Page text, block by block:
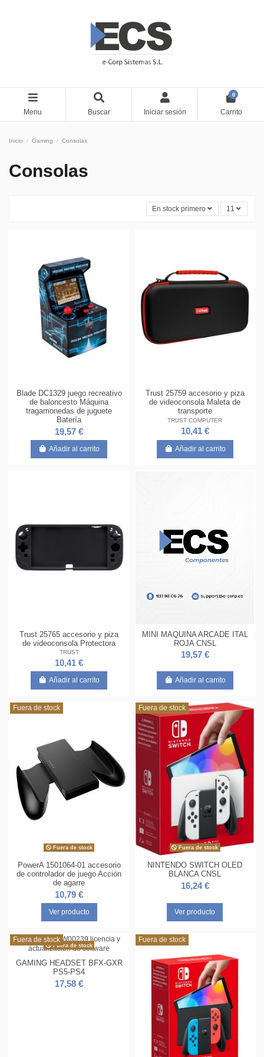
Menu Buscar Iniciar sesión
0
Carrito
Inicio Gaming Consolas
Consolas
En stock primero 11
Blade DC1329 juego recreativo
de baloncesto Máquina
tragamonedas de juguete
Batería
19,57 €
Añadir al carrito
Trust 25759 accesorio y piza
de videoconsola Maleta de
transporte
TRUST COMPUTER
10,41 €
Añadir al carrito
Trust 25765 accesorio y piza
de videoconsola Protectora
TRUST
10,41 €
Añadir al carrito
MINI MAQUINA ARCADE ITAL
ROJA CNSL
19,57 €
Añadir al carrito
Fuera de stock
Fuera de stock
PowerA 1501064-01 accesorio
de controlador de juego Acción
de agarre
10,79 €
Ver producto
Fuera de stock
Fuera de stock
NINTENDO SWITCH OLED
BLANCA CNSL
16,24 €
Ver producto
Fuera de stock
Fuera de stock
GAMING HEADSET BFX-GXR
PS5-PS4
17,58 €
Fuera de stock